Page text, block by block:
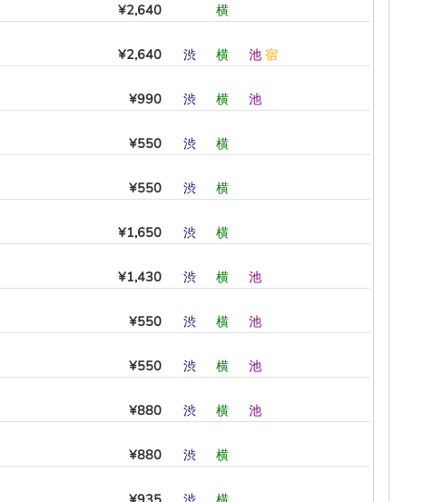
¥2,640 横
¥2,640 渋 横 池 宿
¥990 渋 横 池
¥550 渋 横
¥550 渋 横
¥1,650 渋 横
¥1,430 渋 横 池
¥550 渋 横 池
¥550 渋 横 池
¥880 渋 横 池
¥880 渋 横